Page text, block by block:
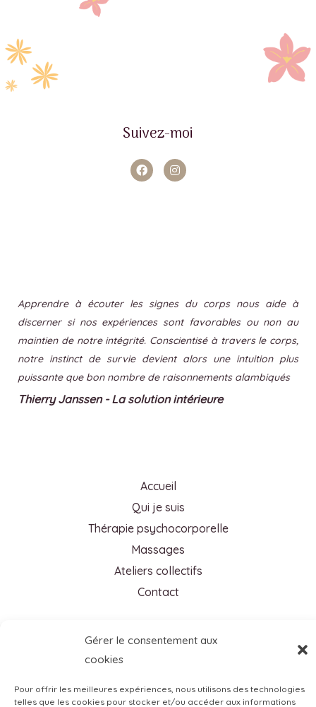
Gérer le consentement aux
cookies
Pour offrir les meilleures expériences, nous utilisons des technologies
telles que les cookies pour stocker et/ou accéder aux informations
Suivez-moi
Apprendre à écouter les signes du corps nous aide à
discerner si nos expériences sont favorables ou non au
maintien de notre intégrité. Conscientisé à travers le corps,
notre instinct de survie devient alors une intuition plus
puissante que bon nombre de raisonnements alambiqués
Thierry Janssen - La solution intérieure
Accueil
Qui je suis
Thérapie psychocorporelle
Massages
Ateliers collectifs
Contact
Contact
+32 (0)474 95 81 52